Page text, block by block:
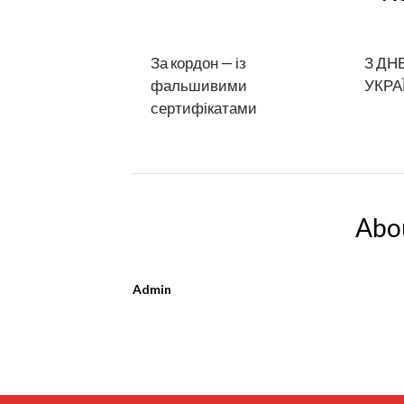
За кордон — із
фальшивими
сертифікатами
З
Admin